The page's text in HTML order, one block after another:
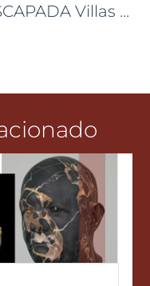
#ESCAPADA Villas Como Anywhere Office